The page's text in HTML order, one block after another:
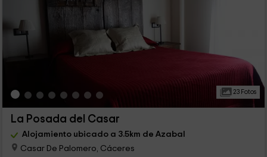
23 Fotos
La Posada del Casar
Alojamiento ubicado a 3.5km de Azabal
Casar De Palomero, Cáceres